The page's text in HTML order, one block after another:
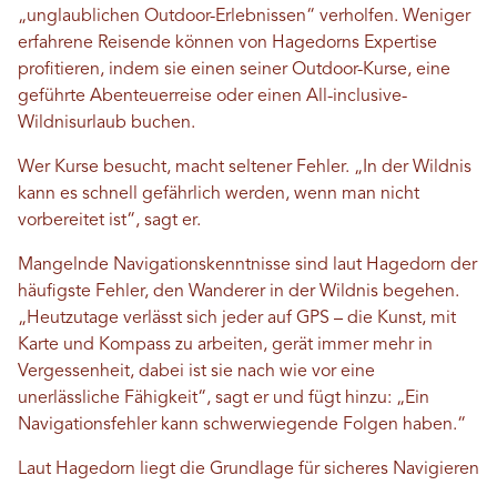
„unglaublichen Outdoor-Erlebnissen“ verholfen. Weniger
erfahrene Reisende können von Hagedorns Expertise
profitieren, indem sie einen seiner Outdoor-Kurse, eine
geführte Abenteuerreise oder einen All-inclusive-
Wildnisurlaub buchen.
Wer Kurse besucht, macht seltener Fehler. „In der Wildnis
kann es schnell gefährlich werden, wenn man nicht
vorbereitet ist“, sagt er.
Mangelnde Navigationskenntnisse sind laut Hagedorn der
häufigste Fehler, den Wanderer in der Wildnis begehen.
„Heutzutage verlässt sich jeder auf GPS – die Kunst, mit
Karte und Kompass zu arbeiten, gerät immer mehr in
Vergessenheit, dabei ist sie nach wie vor eine
unerlässliche Fähigkeit“, sagt er und fügt hinzu: „Ein
Navigationsfehler kann schwerwiegende Folgen haben.“
Laut Hagedorn liegt die Grundlage für sicheres Navigieren